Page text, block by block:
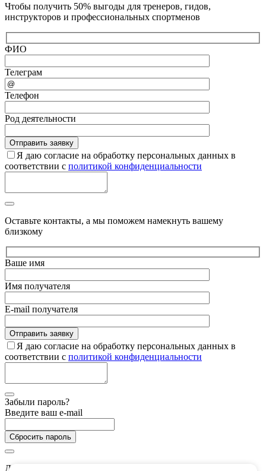
Чтобы получить 50% выгоды для тренеров, гидов,
инструкторов и профессиональных спортменов
ФИО
Телеграм
Телефон
Род деятельности
Я даю согласие на обработку персональных данных в
соответствии с политикой конфиденциальности
Оставьте контакты, а мы поможем намекнуть вашему
близкому
Ваше имя
Имя получателя
E-mail получателя
Я даю согласие на обработку персональных данных в
соответствии с политикой конфиденциальности
Забыли пароль?
Введите ваш e-mail
Сбросить пароль
Дарим 5 000 баллов на покупки в CHUKCHA